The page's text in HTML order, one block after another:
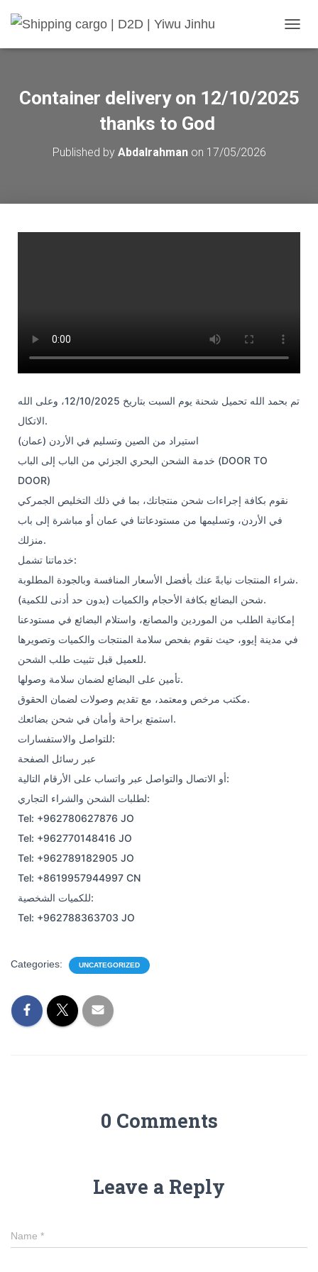
Container delivery on 12/10/2025
thanks to God
Published by Abdalrahmanon 17/05/2026
تم بحمد الله تحميل شحنة يوم السبت بتاريخ 12/10/2025، وعلى الله
الاتكال.
استيراد من الصين وتسليم في الأردن (عمان)
خدمة الشحن البحري الجزئي من الباب إلى الباب (DOOR TO
DOOR)
نقوم بكافة إجراءات شحن منتجاتك، بما في ذلك التخليص الجمركي
في الأردن، وتسليمها من مستودعاتنا في عمان أو مباشرة إلى باب
منزلك.
خدماتنا تشمل:
شراء المنتجات نيابةً عنك بأفضل الأسعار المنافسة وبالجودة المطلوبة.
شحن البضائع بكافة الأحجام والكميات (بدون حد أدنى للكمية).
إمكانية الطلب من الموردين والمصانع، واستلام البضائع في مستودعنا
في مدينة إيوو، حيث نقوم بفحص سلامة المنتجات والكميات وتصويرها
للعميل قبل تثبيت طلب الشحن.
تأمين على البضائع لضمان سلامة وصولها.
مكتب مرخص ومعتمد، مع تقديم وصولات لضمان الحقوق.
استمتع براحة وأمان في شحن بضائعك.
للتواصل والاستفسارات:
عبر رسائل الصفحة
أو الاتصال والتواصل عبر واتساب على الأرقام التالية:
لطلبات الشحن والشراء التجاري:
Tel: +962780627876 JO
Tel: +962770148416 JO
Tel: +962789182905 JO
Tel: +8619957944997 CN
للكميات الشخصية:
Tel: +962788363703 JO
Categories: UNCATEGORIZED
0 Comments
Leave a Reply
Name *